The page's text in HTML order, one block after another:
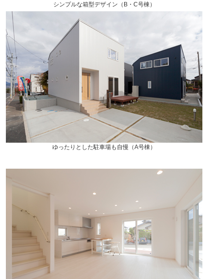
シンプルな箱型デザイン（B・C号棟）
ゆったりとした駐車場も自慢（A号棟）